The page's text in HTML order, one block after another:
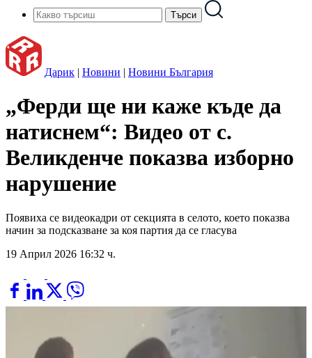
Дарик | Новини | Новини България
„Ферди ще ни каже къде да
натиснем“: Видео от с.
Великденче показва изборно
нарушение
Появиха се видеокадри от секцията в селото, което показва
начин за подсказване за коя партия да се гласува
19 Април 2026 16:32 ч.